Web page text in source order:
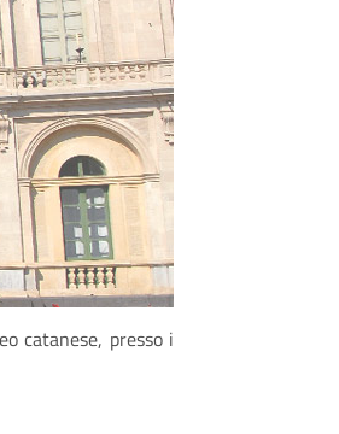
catanese, presso i